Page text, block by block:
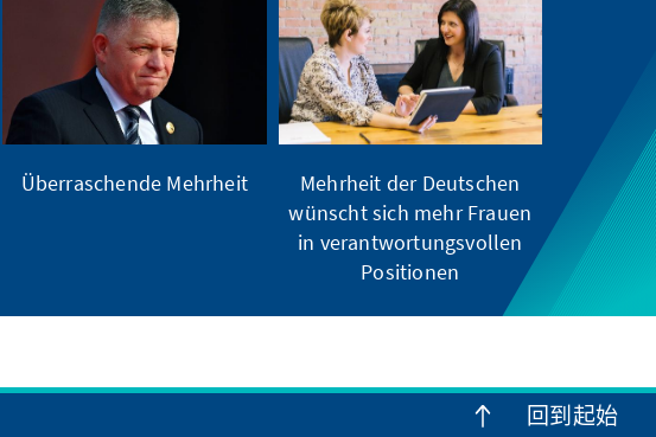
Überraschende Mehrheit
Mehrheit der Deutschen
wünscht sich mehr Frauen
in verantwortungsvollen
Positionen
回到起始